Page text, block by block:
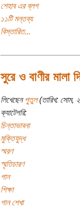
শেহাব এর ব্লগ
১১টি মন্তব্য
বিস্তারিত...
সুরে ও বাণীর মালা
লিখেছেনপুতুল(তারিখ: সোম,
ক্যাটেগরি:
চিন্তাভাবনা
মুক্তিযুদ্ধ
স্মরণ
স্মৃতিচারণ
গান
শিক্ষা
গান শেখা